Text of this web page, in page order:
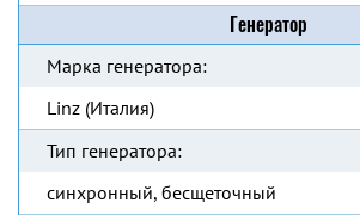
Генератор
Марка генератора:
Linz (Италия)
Тип генератора:
синхронный, бесщеточный